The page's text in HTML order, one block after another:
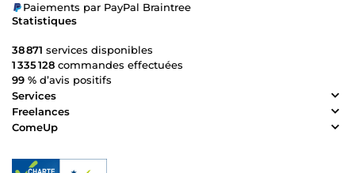
Paiements par PayPal Braintree
Statistiques
38 871 services disponibles
1 335 128 commandes effectuées
99 % d’avis positifs
Services
Freelances
ComeUp